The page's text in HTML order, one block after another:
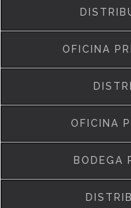
OFICINA
OFICINA
BODEGA